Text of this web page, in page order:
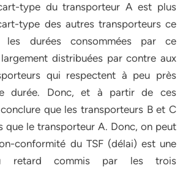
type du transporteur A est plus
type des autres transporteurs ce
durées consommées par ce
distribuées par contre aux
qui respectent à peu près
durée. Donc, et à partir de ces
que les transporteurs B et C
que le transporteur A. Donc, on peut
conformité du TSF (délai) est une
retard commis par les trois